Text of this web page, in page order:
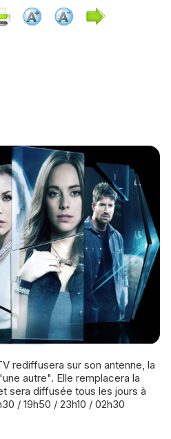
autre". Elle remplacera la
sera diffusée tous les jours à
/ 19h50 / 23h10 / 02h30